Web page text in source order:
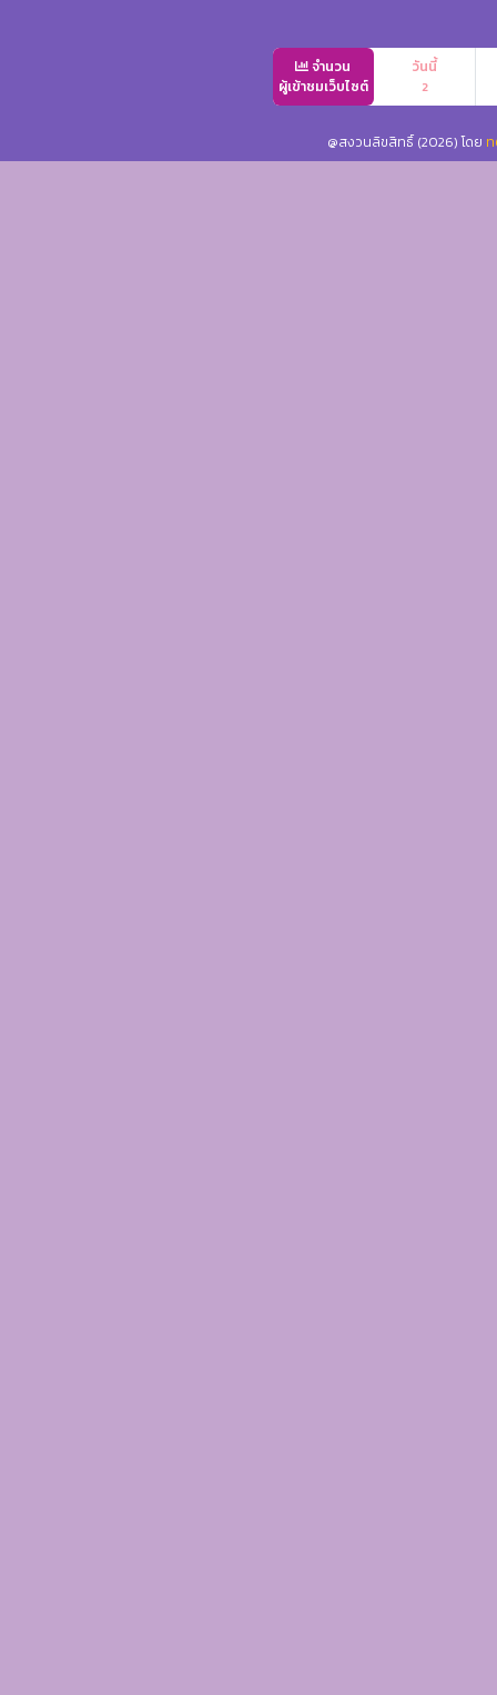
จำนวน
ผู้เข้าชมเว็บไซต์
วันนี้
2
@สงวนลิขสิทธิ์ (2026) โดย